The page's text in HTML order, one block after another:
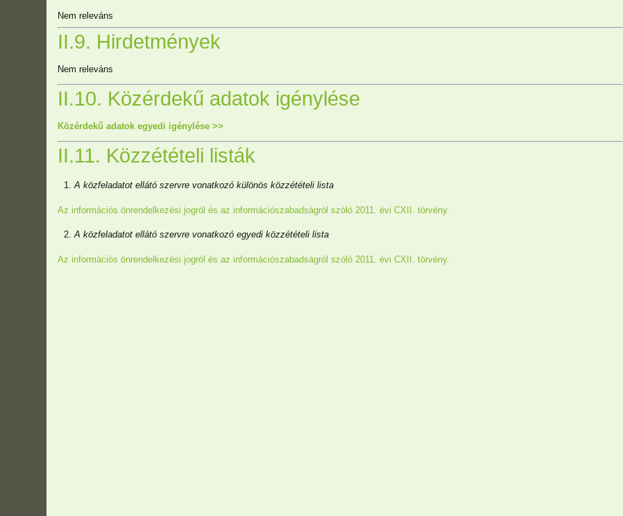
Nem releváns
II.9. Hirdetmények
Nem releváns
II.10. Közérdekű adatok igénylése
Közérdekű adatok egyedi igénylése >>
II.11. Közzétételi listák
A közfeladatot ellátó szervre vonatkozó különös közzétételi lista
Az információs önrendelkezési jogról és az információszabadságról szóló 2011. évi CXII. törvény.
A közfeladatot ellátó szervre vonatkozó egyedi közzétételi lista
Az információs önrendelkezési jogról és az információszabadságról szóló 2011. évi CXII. törvény.